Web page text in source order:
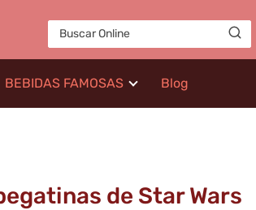
BEBIDAS FAMOSAS Blog
de Star Wars